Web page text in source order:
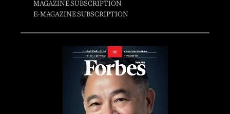
MAGAZINE SUBSCRIPTION
E-MAGAZINE SUBSCRIPTION